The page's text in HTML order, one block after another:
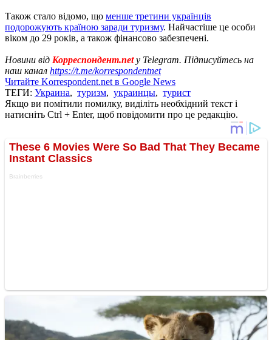
Також стало відомо, що менше третини українців
подорожують країною заради туризму. Найчастіше це особи
віком до 29 років, а також фінансово забезпечені.
Новини від Корреспондент.netу Telegram. Підписуйтесь на
наш канал https://t.me/korrespondentnet
Читайте Korrespondent.net в Google News
ТЕГИ: Украина, туризм, украинцы, турист
Якщо ви помітили помилку, виділіть необхідний текст і
натисніть Ctrl + Enter, щоб повідомити про це редакцію.